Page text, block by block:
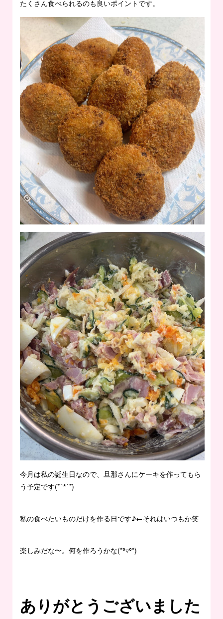
たくさん食べられるのも良いポイントです。
今月は私の誕生日なので、旦那さんにケーキを作ってもら
う予定です(*´꒳`*)
私の食べたいものだけを作る日です♪←それはいつもか笑
楽しみだな〜。何を作ろうかな(*⁰▿⁰*)
ありがとうございました